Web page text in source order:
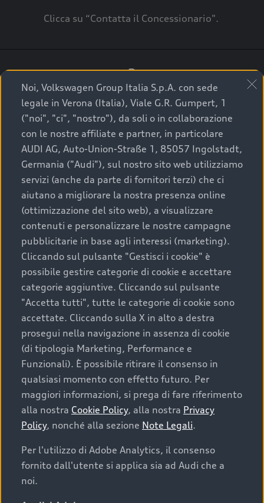
Clicca su “Contatta il Concessionario".
3
A breve verrai ricontattato dal Customer Care
Audi Center o direttamente dal Concessionario
che ti supporterà per finalizzare la tua richiesta.
La qualità di acquistare
un’auto usata Audi
Scegliere un’auto usata è una decisione che coniuga
convenienza, affidabilità e sostenibilità. Per fare un
acquisto sicuro, è essenziale considerare aspetti
determinanti come la garanzia inclusa e l’affidabilità del
marchio. Audi offre l’auto usata perfetta tramite Audi
Prima Scelta :plus
Cosa sapere prima di
acquistare la tua prossima
auto
I requisiti fondamentali da considerare prima di
acquistare un’auto usata, oltre al prezzo e all'aspetto,
Noi, Volkswagen Group Italia S.p.A. con sede
legale in Verona (Italia), Viale G.R. Gumpert, 1
("noi", "ci", "nostro"), da soli o in collaborazione
con le nostre affiliate e partner, in particolare
AUDI AG, Auto-Union-Straße 1, 85057 Ingolstadt,
Germania ("Audi"), sul nostro sito web utilizziamo
servizi (anche da parte di fornitori terzi) che ci
aiutano a migliorare la nostra presenza online
(ottimizzazione del sito web), a visualizzare
contenuti e personalizzare le nostre campagne
pubblicitarie in base agli interessi (marketing).
Cliccando sul pulsante "Gestisci i cookie" è
possibile gestire categorie di cookie e accettare
categorie aggiuntive. Cliccando sul pulsante
"Accetta tutti", tutte le categorie di cookie sono
accettate. Cliccando sulla X in alto a destra
prosegui nella navigazione in assenza di cookie
(di tipologia Marketing, Performance e
Funzionali). È possibile ritirare il consenso in
qualsiasi momento con effetto futuro. Per
maggiori informazioni, si prega di fare riferimento
alla nostra Cookie Policy, alla nostra Privacy
Policy, nonché alla sezione Note Legali.
Per l'utilizzo di Adobe Analytics, il consenso
fornito dall'utente si applica sia ad Audi che a
noi.